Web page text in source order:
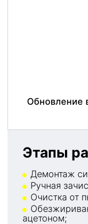
Обновление
Этапы
Демонтаж
Ручная
Очистка от
ацетоном;